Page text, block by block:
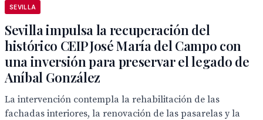
SEVILLA
Sevilla impulsa la recuperación del
histórico CEIP José María del Campo con
una inversión para preservar el legado de
Aníbal González
La intervención contempla la rehabilitación de las
fachadas interiores, la renovación de las pasarelas y la